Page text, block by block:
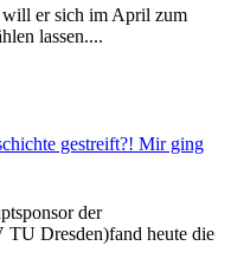
er sich im April zum
lassen....
gestreift?! Mir ging
der
TU Dresden)fand heute die